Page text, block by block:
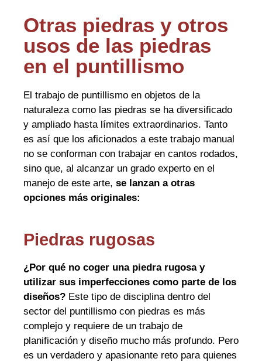
Otras piedras y otros
usos de las piedras
en el puntillismo
El trabajo de puntillismo en objetos de la
naturaleza como las piedras se ha diversificado
y ampliado hasta límites extraordinarios. Tanto
es así que los aficionados a este trabajo manual
no se conforman con trabajar en cantos rodados,
sino que, al alcanzar un grado experto en el
manejo de este arte, se lanzan a otras
opciones más originales:
Piedras rugosas
¿Por qué no coger una piedra rugosa y
utilizar sus imperfecciones como parte de los
diseños? Este tipo de disciplina dentro del
sector del puntillismo con piedras es más
complejo y requiere de un trabajo de
planificación y diseño mucho más profundo. Pero
es un verdadero y apasionante reto para quienes